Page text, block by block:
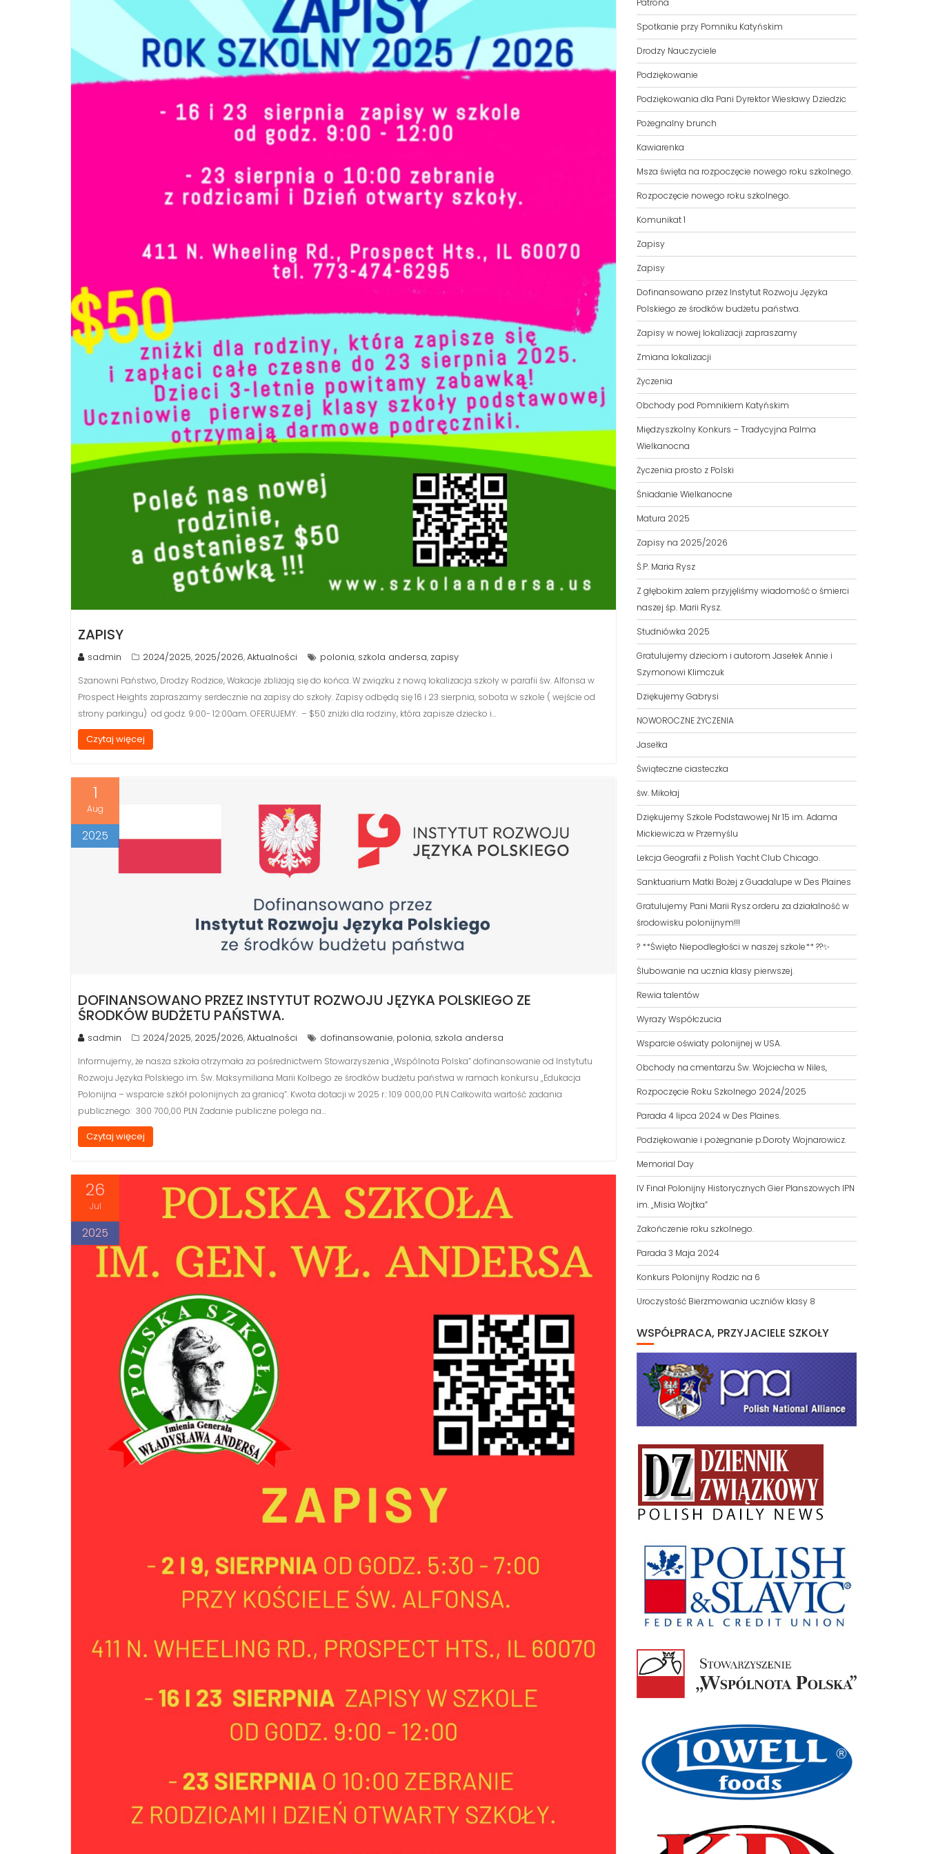
ZAPISY
sadmin 2024/2025, 2025/2026,Aktualności polonia, szkola andersa, zapisy
Szanowni Państwo, Drodzy Rodzice, Wakacje zbliżają się do końca. W związku z nową lokalizacja szkoły w parafii św. Alfonsa w
Prospect Heights zapraszamy serdecznie na zapisy do szkoły. Zapisy odbędą się 16 i 23 sierpnia, sobota w szkole ( wejście od
strony parkingu) od godz. 9:00- 12:00am. OFERUJEMY: – $50 zniżki dla rodziny, która zapisze dziecko i…
Czytaj więcej
1
Aug
2025
DOFINANSOWANO PRZEZ INSTYTUT ROZWOJU JĘZYKA POLSKIEGO ZE
ŚRODKÓW BUDŻETU PAŃSTWA.
sadmin 2024/2025, 2025/2026,Aktualności dofinansowanie, polonia, szkola andersa
Informujemy, że nasza szkoła otrzymała za pośrednictwem Stowarzyszenia „Wspólnota Polska” dofinansowanie od Instytutu
Rozwoju Języka Polskiego im. Św. Maksymiliana Marii Kolbego ze środków budżetu państwa w ramach konkursu „Edukacja
Polonijna – wsparcie szkół polonijnych za granicą”. Kwota dotacji w 2025 r.: 109 000,00 PLN Całkowita wartość zadania
publicznego: 300 700,00 PLN Zadanie publiczne polega na…
Czytaj więcej
26
Jul
2025
Patrona
Spotkanie przy Pomniku Katyńskim
Drodzy Nauczyciele
Podziękowanie
Podziękowania dla Pani Dyrektor Wiesławy Dziedzic
Pożegnalny brunch
Kawiarenka
Msza święta na rozpoczęcie nowego roku szkolnego.
Rozpoczęcie nowego roku szkolnego.
Komunikat 1
Zapisy
Zapisy
Dofinansowano przez Instytut Rozwoju Języka
Polskiego ze środków budżetu państwa.
Zapisy w nowej lokalizacji zapraszamy
Zmiana lokalizacji
Życzenia
Obchody pod Pomnikiem Katyńskim
Międzyszkolny Konkurs – Tradycyjna Palma
Wielkanocna
Życzenia prosto z Polski
Śniadanie Wielkanocne
Matura 2025
Zapisy na 2025/2026
Ś.P. Maria Rysz
Z głębokim żalem przyjęliśmy wiadomość o śmierci
naszej śp. Marii Rysz.
Studniówka 2025
Gratulujemy dzieciom i autorom Jasełek Annie i
Szymonowi Klimczuk
Dziękujemy Gabrysi
NOWOROCZNE ŻYCZENIA
Jasełka
Świąteczne ciasteczka
św. Mikołaj
Dziękujemy Szkole Podstawowej Nr 15 im. Adama
Mickiewicza w Przemyślu
Lekcja Geografii z Polish Yacht Club Chicago.
Sanktuarium Matki Bożej z Guadalupe w Des Plaines
Gratulujemy Pani Marii Rysz orderu za działalność w
środowisku polonijnym!!!
? **Święto Niepodległości w naszej szkole** ??✨
Ślubowanie na ucznia klasy pierwszej.
Rewia talentów
Wyrazy Współczucia
Wsparcie oświaty polonijnej w USA.
Obchody na cmentarzu Św. Wojciecha w Niles,
Rozpoczęcie Roku Szkolnego 2024/2025
Parada 4 lipca 2024 w Des Plaines.
Podziękowanie i pożegnanie p.Doroty Wojnarowicz.
Memorial Day
IV Finał Polonijny Historycznych Gier Planszowych IPN
im. „Misia Wojtka”
Zakończenie roku szkolnego.
Parada 3 Maja 2024
Konkurs Polonijny Rodzic na 6
Uroczystość Bierzmowania uczniów klasy 8
WSPÓŁPRACA, PRZYJACIELE SZKOŁY